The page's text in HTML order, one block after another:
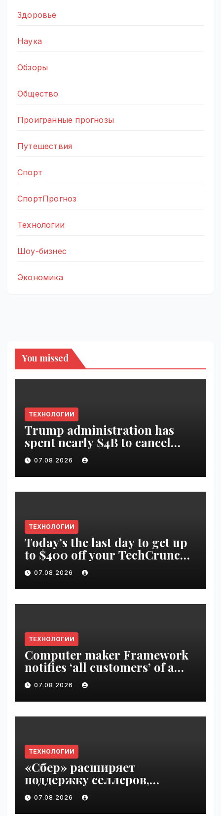
Здоровье
Наука
Обзоры
Общество
Проигранные прогнозы
Путешествия
Спорт
СпортПрогноз
Технологии
Шоу-бизнес
Экономика
You missed
ТЕХНОЛОГИИ
Trump administration has
spent nearly $4B to cancel
offshore wind farms |
VseTime.ru
07.08.2026
ТЕХНОЛОГИИ
Today’s the last day to get up
to $400 off your TechCrunch
Disrupt 2026 ticket |
VseTime.ru
07.08.2026
ТЕХНОЛОГИИ
Computer maker Framework
notifies ‘all customers’ of a
data breach | VseTime.ru
07.08.2026
ТЕХНОЛОГИИ
«Сбер» расширяет
поддержку селлеров,
пострадавших от
инцидентов на складах
07.08.2026